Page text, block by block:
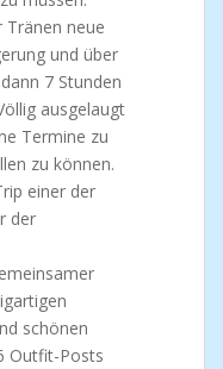
neue
und über
7 Stunden
ausgelaugt
Termine zu
zu können.
einer der
der
schönen
Outfit-Posts